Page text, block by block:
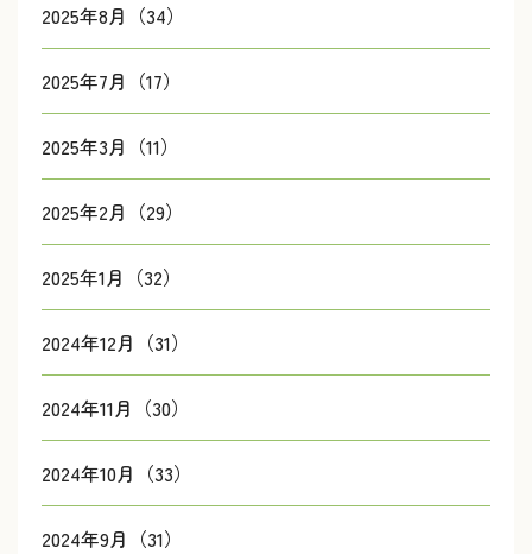
2025年8月（34）
2025年7月（17）
2025年3月（11）
2025年2月（29）
2025年1月（32）
2024年12月（31）
2024年11月（30）
2024年10月（33）
2024年9月（31）